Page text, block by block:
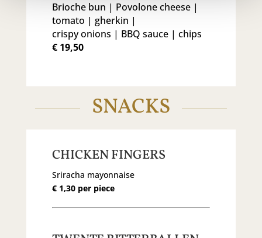
Brioche bun | Povolone cheese |
tomato | gherkin |
crispy onions | BBQ sauce | chips
€ 19,50
SNACKS
CHICKEN FINGERS
Sriracha mayonnaise
€ 1,30 per piece